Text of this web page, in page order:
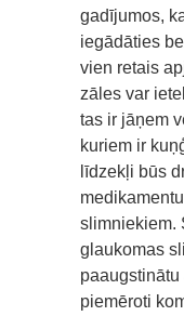
gadījumos,
iegādāties
vien retais
zāles var
tas ir jāņem
kuriem ir
līdzekļi būs
slimniekiem.
glaukomas
piemēroti